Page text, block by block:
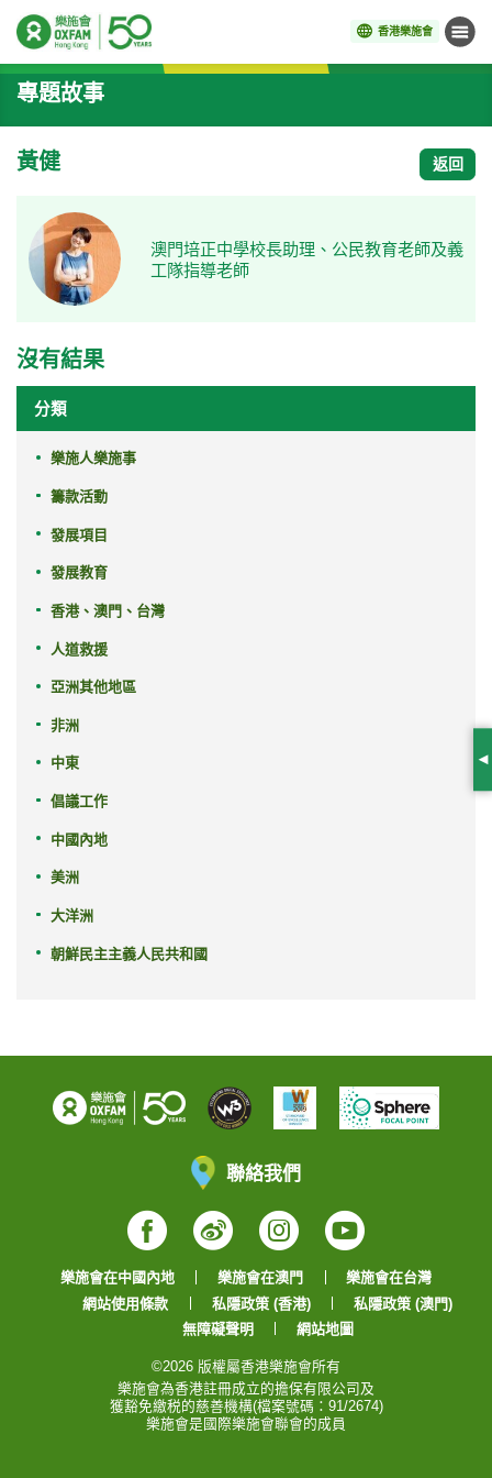
香港樂施會 目錄
開始主要內容
專題故事
黃健 返回
澳門培正中學校長助理、公民教育老師及義
工隊指導老師
沒有結果
分類
樂施人樂施事
籌款活動
發展項目
發展教育
香港、澳門、台灣
人道救援
亞洲其他地區
非洲
中東
倡議工作
中國內地
美洲
大洋洲
朝鮮民主主義人民共和國
聯絡我們
Facebook
WeiboInstagram
YouTube
樂施會在中國內地 樂施會在澳門
樂施會在台灣
網站使用條款
私隱政策 (香港)
私隱政策 (澳門)
無障礙聲明
網站地圖
©2026 版權屬香港樂施會所有
樂施會為香港註冊成立的擔保有限公司及
獲豁免繳税的慈善機構(檔案號碼：91/2674)
樂施會是國際樂施會聯會的成員